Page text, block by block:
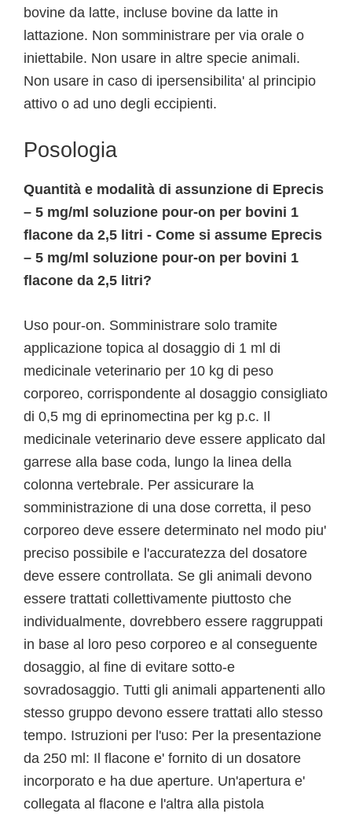
bovine da latte, incluse bovine da latte in
lattazione. Non somministrare per via orale o
iniettabile. Non usare in altre specie animali.
Non usare in caso di ipersensibilita' al principio
attivo o ad uno degli eccipienti.
Posologia
Quantità e modalità di assunzione di Eprecis
– 5 mg/ml soluzione pour-on per bovini 1
flacone da 2,5 litri - Come si assume Eprecis
– 5 mg/ml soluzione pour-on per bovini 1
flacone da 2,5 litri?
Uso pour-on. Somministrare solo tramite
applicazione topica al dosaggio di 1 ml di
medicinale veterinario per 10 kg di peso
corporeo, corrispondente al dosaggio consigliato
di 0,5 mg di eprinomectina per kg p.c. Il
medicinale veterinario deve essere applicato dal
garrese alla base coda, lungo la linea della
colonna vertebrale. Per assicurare la
somministrazione di una dose corretta, il peso
corporeo deve essere determinato nel modo piu'
preciso possibile e l'accuratezza del dosatore
deve essere controllata. Se gli animali devono
essere trattati collettivamente piuttosto che
individualmente, dovrebbero essere raggruppati
in base al loro peso corporeo e al conseguente
dosaggio, al fine di evitare sotto-e
sovradosaggio. Tutti gli animali appartenenti allo
stesso gruppo devono essere trattati allo stesso
tempo. Istruzioni per l'uso: Per la presentazione
da 250 ml: Il flacone e' fornito di un dosatore
incorporato e ha due aperture. Un'apertura e'
collegata al flacone e l'altra alla pistola